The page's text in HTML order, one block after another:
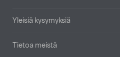
Yleisiä kysymyksiä
Tietoa meistä